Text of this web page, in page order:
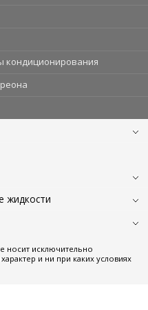
кондиционирования
жидкости
носит исключительно
и ни при каких условиях